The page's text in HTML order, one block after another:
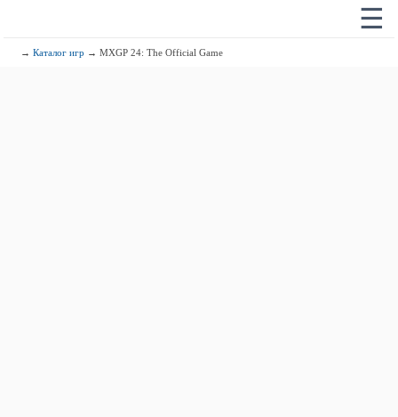
☰
→Каталог игр → MXGP 24: The Official Game